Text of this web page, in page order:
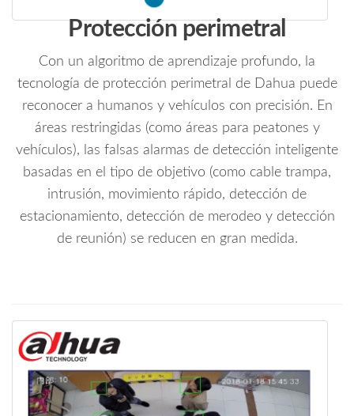
Protección perimetral
Con un algoritmo de aprendizaje profundo, la
tecnología de protección perimetral de Dahua puede
reconocer a humanos y vehículos con precisión. En
áreas restringidas (como áreas para peatones y
vehículos), las falsas alarmas de detección inteligente
basadas en el tipo de objetivo (como cable trampa,
intrusión, movimiento rápido, detección de
estacionamiento, detección de merodeo y detección
de reunión) se reducen en gran medida.